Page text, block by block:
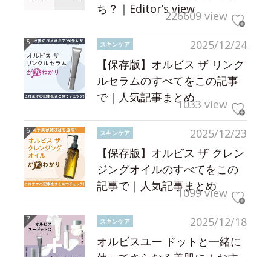
ち？｜Editor’s view226609 view
2025/12/24
スキンケア
【保存版】オルビス ザ リンク
ルセラムのすべてをこの記事
で｜人気記事まとめ1033 view
2025/12/23
スキンケア
【保存版】オルビス ザ クレン
ジングオイルのすべてをこの
記事で｜人気記事まとめ
1099 view
2025/12/18
スキンケア
オルビスユー ドットと一緒に